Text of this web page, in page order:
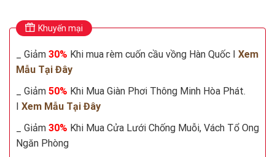
Khuyến mại
_ Giảm 30% Khi mua rèm cuốn cầu vồng Hàn Quốc I Xem
Mẫu Tại Đây
_ Giảm 50% Khi Mua Giàn Phơi Thông Minh Hòa Phát.
Xem Mẫu Tại Đây
_ Giảm 30% Khi Mua Cửa Lưới Chống Muỗi, Vách Tổ Ong
Ngăn Phòng